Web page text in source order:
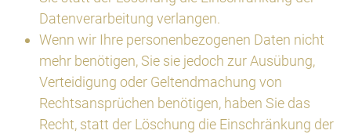
Datenverarbeitung verlangen.
Wenn wir Ihre personenbezogenen Daten nicht
mehr benötigen, Sie sie jedoch zur Ausübung,
Verteidigung oder Geltendmachung von
Rechtsansprüchen benötigen, haben Sie das
Recht, statt der Löschung die Einschränkung der